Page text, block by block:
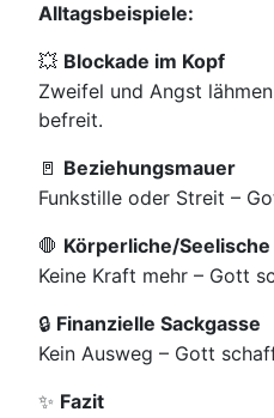
Alltagsbeispiele:
💥 Blockade im Kopf
Zweifel und Angst
befreit.
🚪 Beziehungsmauer
Funkstille oder Streit –
🛑 Körperliche/Seelische
Keine Kraft mehr – Gott
🔒 Finanzielle Sackgasse
Kein Ausweg – Gott
✨ Fazit